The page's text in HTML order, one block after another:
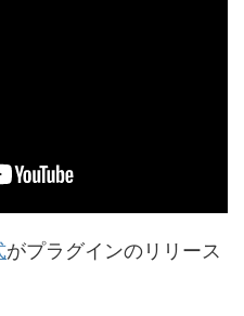
がプラグインのリリース